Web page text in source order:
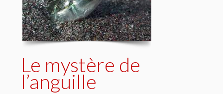
Le mystère de
l’anguille